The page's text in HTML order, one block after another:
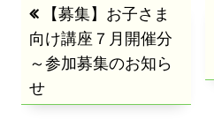
投
稿
ナ
前
の
記
事:
【募集】お子さま
向け講座７月開催分
～参加募集のお知ら
せ